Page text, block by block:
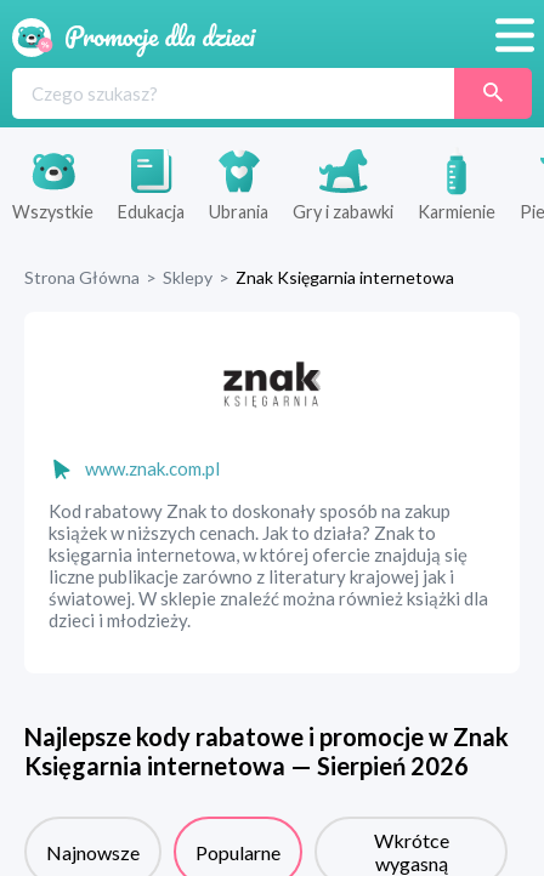
Produkty
Sklepy
Wszystkie Edukacja Ubrania Gry i zabawki Karmienie
Strona Główna > Sklepy > Znak Księgarnia internetowa
www.znak.com.pl
Kod rabatowy Znak to doskonały sposób na zakup
książek w niższych cenach. Jak to działa? Znak to
księgarnia internetowa, w której ofercie znajdują się
liczne publikacje zarówno z literatury krajowej jak i
światowej. W sklepie znaleźć można również książki dla
dzieci i młodzieży.
Najlepsze kody rabatowe i promocje w Znak
Księgarnia internetowa — Sierpień 2026
Najnowsze Popularne
Wkrótce
wygasną